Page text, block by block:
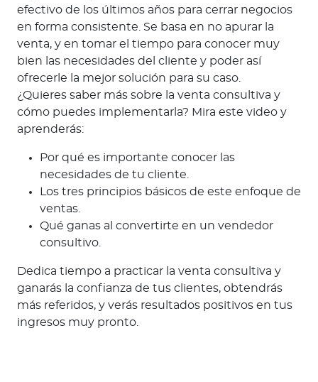
efectivo de los últimos años para cerrar negocios
en forma consistente. Se basa en no apurar la
venta, y en tomar el tiempo para conocer muy
bien las necesidades del cliente y poder así
ofrecerle la mejor solución para su caso.
¿Quieres saber más sobre la venta consultiva y
cómo puedes implementarla? Mira este video y
aprenderás:
Por qué es importante conocer las
necesidades de tu cliente.
Los tres principios básicos de este enfoque de
ventas.
Qué ganas al convertirte en un vendedor
consultivo.
Dedica tiempo a practicar la venta consultiva y
ganarás la confianza de tus clientes, obtendrás
más referidos, y verás resultados positivos en tus
ingresos muy pronto.